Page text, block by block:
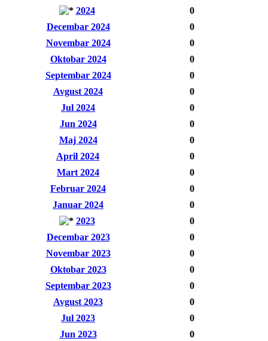
2024
0
Decembar 2024
0
Novembar 2024
0
Oktobar 2024
0
Septembar 2024
0
Avgust 2024
0
Jul 2024
0
Jun 2024
0
Maj 2024
0
April 2024
0
Mart 2024
0
Februar 2024
0
Januar 2024
0
2023
0
Decembar 2023
0
Novembar 2023
0
Oktobar 2023
0
Septembar 2023
0
Avgust 2023
0
Jul 2023
0
Jun 2023
0